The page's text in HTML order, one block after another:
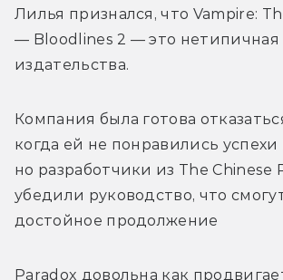
Лилья признался, что Vampire:
— Bloodlines 2 — это нетипичная
издательства.
Компания была готова
когда ей не понравились успехи
но разработчики из The Chinese
убедили руководство, что
достойное продолжение
Paradox довольна как